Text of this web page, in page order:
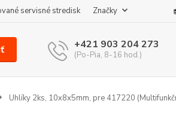
servisné stredisk Značky
+421 903 204 273
(Po-Pia, 8-16 hod.)
Uhlíky 2ks, 10x8x5mm, pre 417220